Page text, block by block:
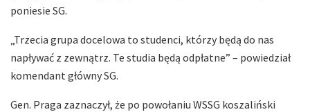
poniesie SG.
„Trzecia grupa docelowa to studenci, którzy będą do nas
napływać z zewnątrz. Te studia będą odpłatne” – powiedział
komendant główny SG.
Gen. Praga zaznaczył, że po powołaniu WSSG koszaliński